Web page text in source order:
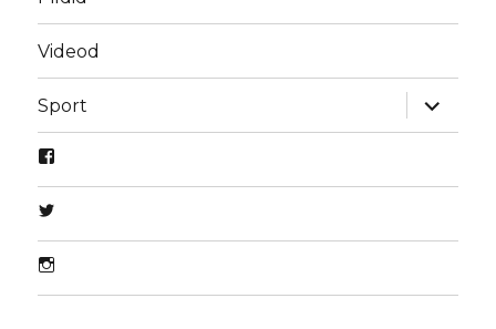
Videod
Sport
laienda